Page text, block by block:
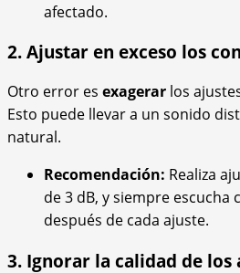
afectado.
2. Ajustar en exceso los
Otro error es exagerar los
Esto puede llevar a un sonido
natural.
Recomendación: Realiza
de 3 dB, y siempre escucha
después de cada ajuste.
3. Ignorar la calidad de los